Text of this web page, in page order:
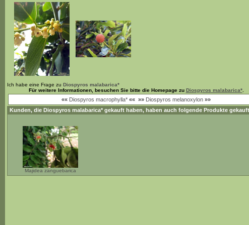
Ich habe eine Frage zu Diospyros malabarica*
Für weitere Informationen, besuchen Sie bitte die Homepage zu Diospyros malabarica*.
«« Diospyros macrophylla* «« »» Diospyros melanoxylon »»
Kunden, die Diospyros malabarica* gekauft haben, haben auch folgende Produkte
Majidea zanguebarica